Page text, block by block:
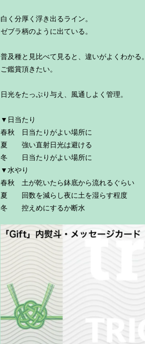
白く分厚く浮き出るライン。
ゼブラ柄のように出ている。
普及種と見比べて見ると、違いがよくわかる。
ご鑑賞頂きたい。
日光をたっぷり与え、風通しよく管理。
▼日当たり
春秋 日当たりがよい場所に
夏 強い直射日光は避ける
冬 日当たりがよい場所に
▼水やり
春秋 土が乾いたら鉢底から流れるぐらい
夏 回数を減らし夜に土を湿らす程度
冬 控えめにするか断水